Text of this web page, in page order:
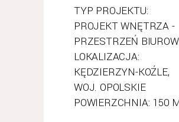
TYP PROJEKTU:
PROJEKT WNĘTRZA -
PRZESTRZEŃ
LOKALIZACJA:
KĘDZIERZYN-KOŹLE,
WOJ. OPOLSKIE
POWIERZCHNIA: 150